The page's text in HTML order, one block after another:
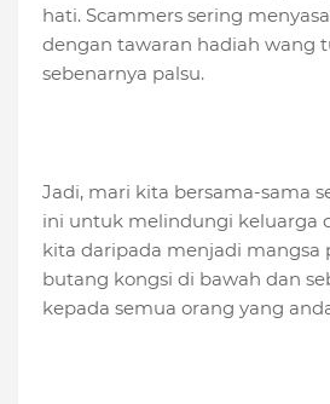
hati. Scammers sering
dengan tawaran hadiah wang
sebenarnya palsu.
Jadi, mari kita bersama-sama
ini untuk melindungi keluarga
kita daripada menjadi mangsa
butang kongsi di bawah dan
kepada semua orang yang